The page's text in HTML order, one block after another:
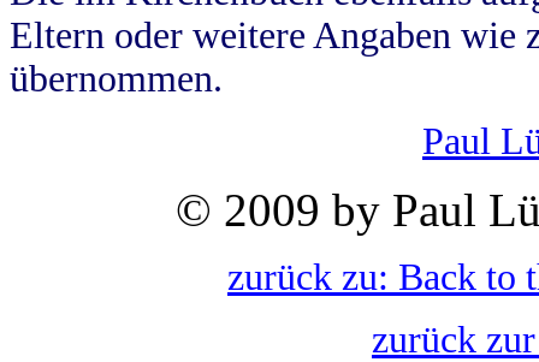
Eltern oder weitere Angaben wie
übernommen.
Paul
© 2009 by Paul
zurück zu: Back to
zurück